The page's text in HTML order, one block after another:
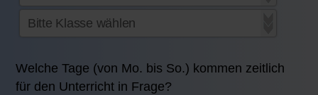
Welche Tage (von Mo. bis So.) kommen zeitlich
für den Unterricht in Frage?